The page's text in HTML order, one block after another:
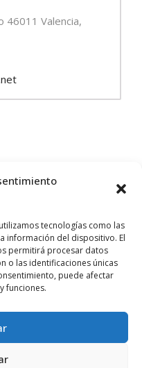
tecnologías como las
información del dispositivo. El
permitirá procesar datos
o las identificaciones únicas
puede afectar
funciones.
46011 Valencia,